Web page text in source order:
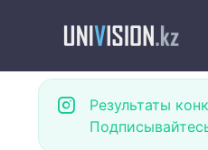
Результаты